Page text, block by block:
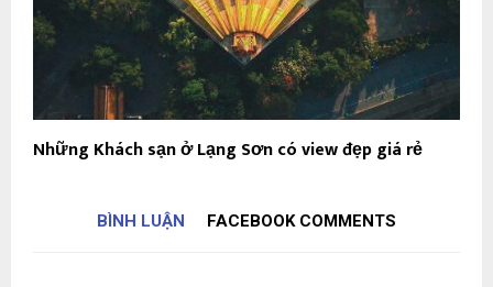
Những Khách sạn ở Lạng Sơn có view đẹp giá rẻ
BÌNH LUẬN FACEBOOK COMMENTS